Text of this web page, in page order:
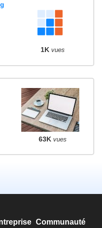
1K vues
63K vues
Communauté